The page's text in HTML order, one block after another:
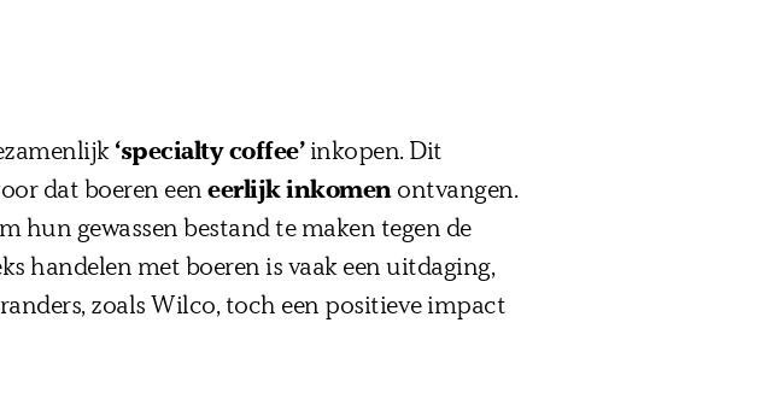
‘specialty coffee’inkopen. Dit
dat boeren een eerlijk inkomenontvangen.
hun gewassen bestand te maken tegen de
handelen met boeren is vaak een uitdaging,
zoals Wilco, toch een positieve impact